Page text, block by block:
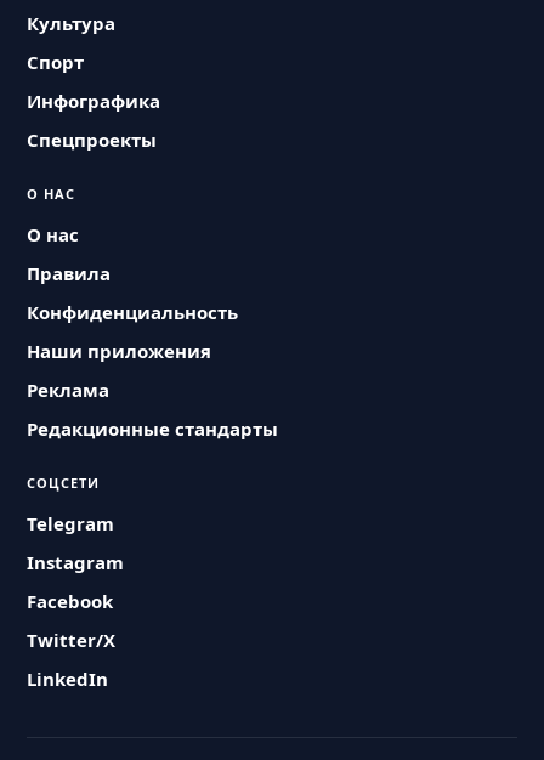
Культура
Спорт
Инфографика
Спецпроекты
О НАС
О нас
Правила
Конфиденциальность
Наши приложения
Реклама
Редакционные стандарты
СОЦСЕТИ
Telegram
Instagram
Facebook
Twitter/X
LinkedIn